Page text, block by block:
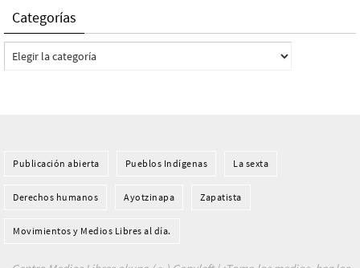
Categorías
Categorías
Publicación abierta Pueblos Indí­genas La sexta
Derechos humanos Ayotzinapa Zapatista
Movimientos y Medios Libres al día.